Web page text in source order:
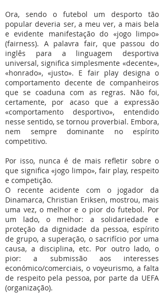
Ora, sendo o futebol um desporto tão
popular deveria ser, a meu ver, a mais bela
e evidente manifestação do «jogo limpo»
(fairness). A palavra fair, que passou do
inglês para a linguagem desportiva
universal, significa simplesmente «decente»,
«honrado», «justo». E fair play designa o
comportamento decente de companheiros
que se coaduna com as regras. Não foi,
certamente, por acaso que a expressão
«comportamento desportivo», entendido
nesse sentido, se tornou proverbial. Embora,
nem sempre dominante no espírito
competitivo.
Por isso, nunca é de mais refletir sobre o
que significa «jogo limpo», fair play, respeito
e competição.
O recente acidente com o jogador da
Dinamarca, Christian Eriksen, mostrou, mais
uma vez, o melhor e o pior do futebol. Por
um lado, o melhor: a solidariedade e
proteção da dignidade da pessoa, espírito
de grupo, a superação, o sacrifício por uma
causa, a disciplina, etc. Por outro lado, o
pior: a submissão aos interesses
económico/comerciais, o voyeurismo, a falta
de respeito pela pessoa, por parte da UEFA
(organização).